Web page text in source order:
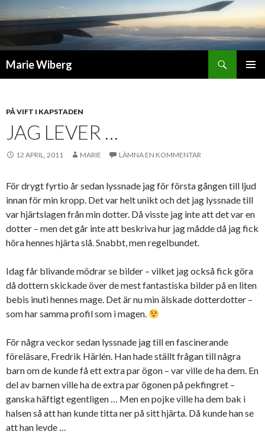
Marie Wiberg
PÅ VIFT I KAPSTADEN
JAG LEVER …
12 APRIL, 2011 MARIE LÄMNA EN KOMMENTAR
För drygt fyrtio år sedan lyssnade jag för första gången till ljud
innan för min kropp. Det var helt unikt och det jag lyssnade till
var hjärtslagen från min dotter. Då visste jag inte att det var en
dotter – men det går inte att beskriva hur jag mådde då jag fick
höra hennes hjärta slå. Snabbt, men regelbundet.
Idag får blivande mödrar se bilder – vilket jag också fick göra
då dottern skickade över de mest fantastiska bilder på en liten
bebis inuti hennes mage. Det är nu min älskade dotterdotter –
som har samma profil som i magen.
För några veckor sedan lyssnade jag till en fascinerande
föreläsare, Fredrik Härlén. Han hade ställt frågan till några
barn om de kunde få ett extra par ögon – var ville de ha dem. En
del av barnen ville ha de extra par ögonen på pekfingret –
ganska häftigt egentligen … Men en pojke ville ha dem bak i
halsen så att han kunde titta ner på sitt hjärta. Då kunde han se
att han levde …